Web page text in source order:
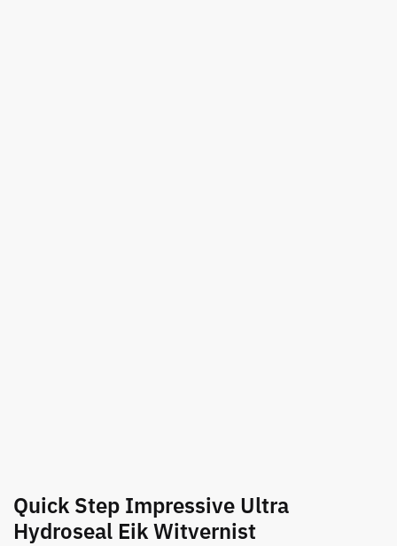
Quick Step Impressive Ultra
Hydroseal Eik Witvernist